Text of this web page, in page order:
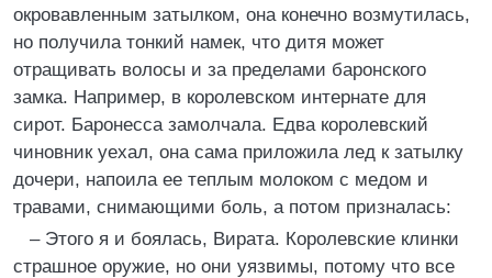
окровавленным затылком, она конечно возмутилась,
но получила тонкий намек, что дитя может
отращивать волосы и за пределами баронского
замка. Например, в королевском интернате для
сирот. Баронесса замолчала. Едва королевский
чиновник уехал, она сама приложила лед к затылку
дочери, напоила ее теплым молоком с медом и
травами, снимающими боль, а потом призналась:
– Этого я и боялась, Вирата. Королевские клинки
страшное оружие, но они уязвимы, потому что все